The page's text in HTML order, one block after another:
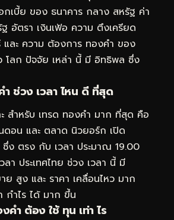
เบี้ย ของ ธนาคาร กลาง สหรัฐ ค่า
อัตรา เงินเฟ้อ ความ ตึงเครียด
และ ความ ต้องการ ทองคำ ของ
โลก ปัจจัย เหล่า นี้ มี อิทธิพล ซึ่ง
ช่วง เวลา ไหน ดี ที่สุด
ะ สำหรับ เทรด ทองคำ มาก ที่สุด คือ
อน และ ตลาด นิวยอร์ก เปิด
ง ตรง กับ เวลา ประมาณ 19.00
า ประเทศไทย ช่วง เวลา นี้ มี
สูง และ ราคา เคลื่อนไหว มาก
กำไร ได้ มาก ขึ้น
คำ ต้อง ใช้ ทุน เท่า ไร